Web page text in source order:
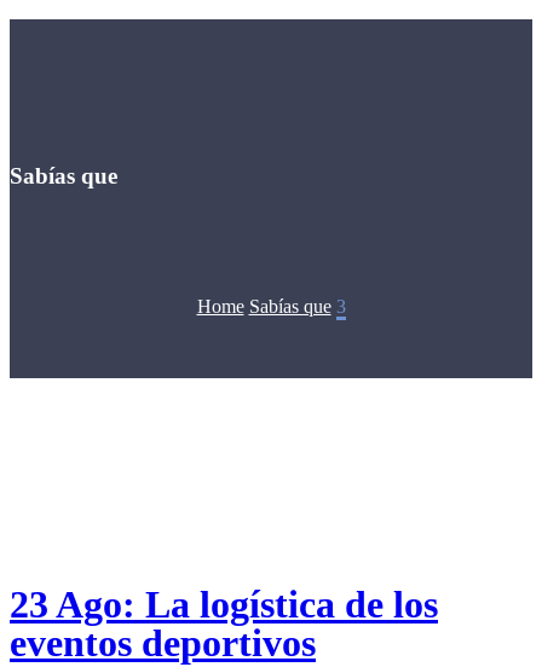
Sabías que
Home Sabías que 3
23 Ago: La logística de los
eventos deportivos